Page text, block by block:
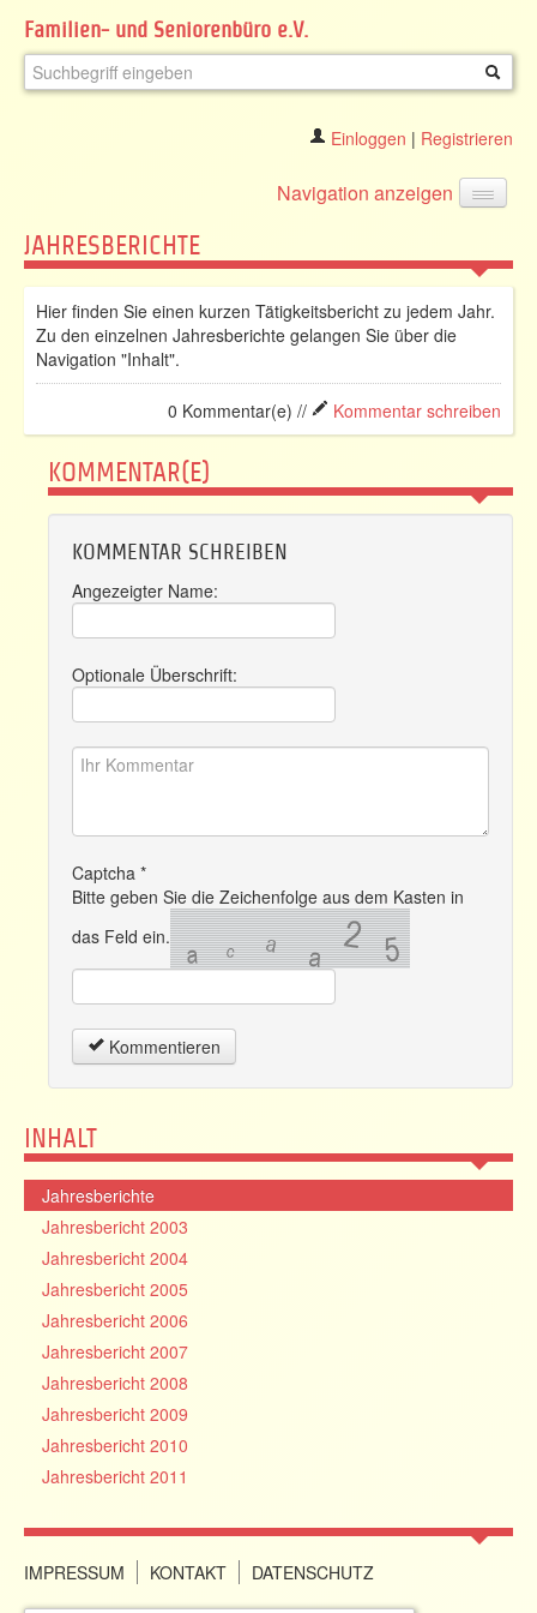
Familien- und Seniorenbüro e.V.
Einloggen | Registrieren
Navigation anzeigen
JAHRESBERICHTE
Hier finden Sie einen kurzen Tätigkeitsbericht zu jedem Jahr.
Zu den einzelnen Jahresberichte gelangen Sie über die
Navigation "Inhalt".
0 Kommentar(e) // Kommentar schreiben
KOMMENTAR(E)
KOMMENTAR SCHREIBEN
Angezeigter Name:
Optionale Überschrift:
Captcha *
Bitte geben Sie die Zeichenfolge aus dem Kasten in
das Feld ein.
Kommentieren
INHALT
Jahresberichte
Jahresbericht 2003
Jahresbericht 2004
Jahresbericht 2005
Jahresbericht 2006
Jahresbericht 2007
Jahresbericht 2008
Jahresbericht 2009
Jahresbericht 2010
Jahresbericht 2011
IMPRESSUM KONTAKT DATENSCHUTZ